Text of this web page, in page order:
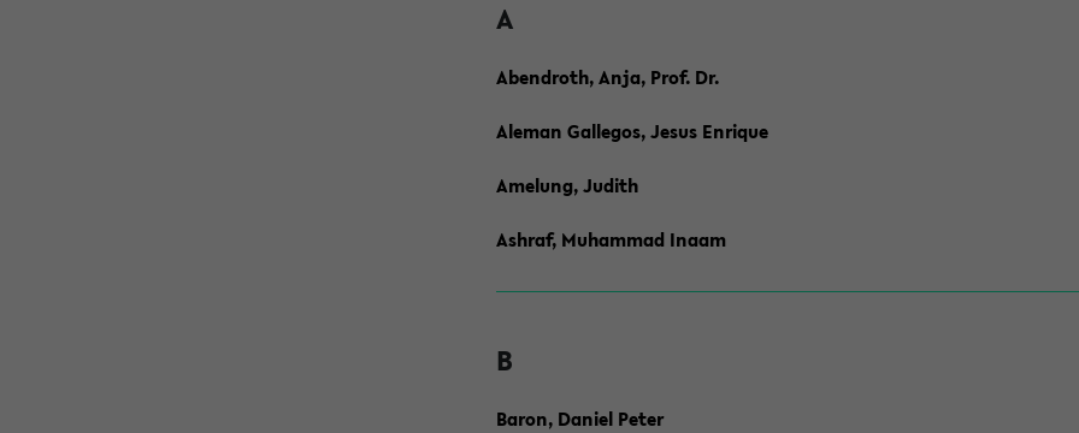
A
Abendroth, Anja, Prof. Dr.
Aleman Gallegos, Jesus Enrique
Amelung, Judith
Ashraf, Muhammad Inaam
B
Baron, Daniel Peter